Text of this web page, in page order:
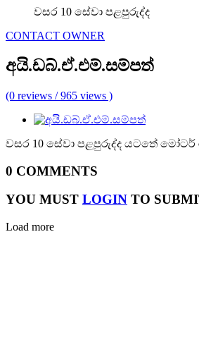
වසර 10 සේවා පළපුරුද්ද
CONTACT OWNER
අයි.ඩබ්.ඒ.එම්.සම්පත්
(0 reviews / 965 views )
වසර 10 සේවා පළපුරුද්ද යටතේ
0 COMMENTS
YOU MUST LOGIN TO
Load more